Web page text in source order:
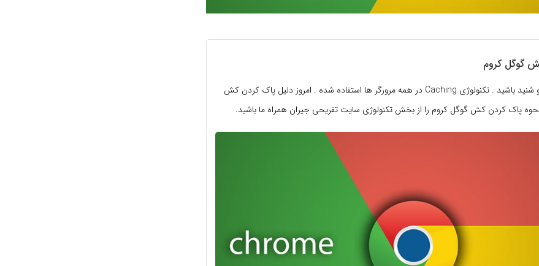
گوگل کروم
شاید قبلاً واژه کش رو شنید باشید . تکنولوژی Caching در همه مرورگر ها استفاده شده . امروز دلیل پاک کردن کش
پاک کردن کش گوگل کروم را از بخش تکنولوژی سایت تفریحی جیران همراه ما باشید.